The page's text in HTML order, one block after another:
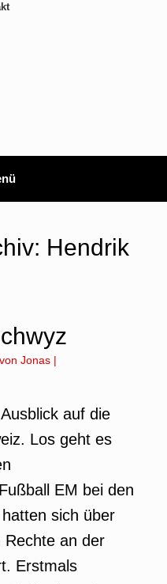
Hendrik
von Jonas |
auf die
Los geht es
EM bei den
sich über
Rechte an der
Erstmals